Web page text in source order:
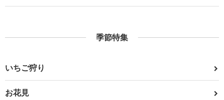
季節特集
いちご狩り
お花見